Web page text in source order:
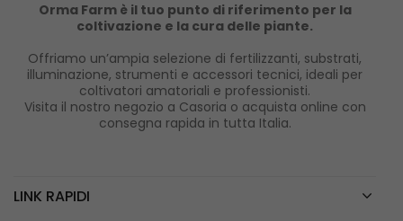
Orma Farm è il tuo punto di riferimento per la
coltivazione e la cura delle piante.
Offriamo un’ampia selezione di fertilizzanti, substrati,
illuminazione, strumenti e accessori tecnici, ideali per
coltivatori amatoriali e professionisti.
Visita il nostro negozio a Casoria o acquista online con
consegna rapida in tutta Italia.
LINK RAPIDI